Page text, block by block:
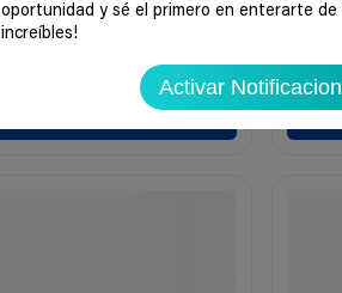
oportunidad y sé el primero en enterarte de
increíbles!
Activar